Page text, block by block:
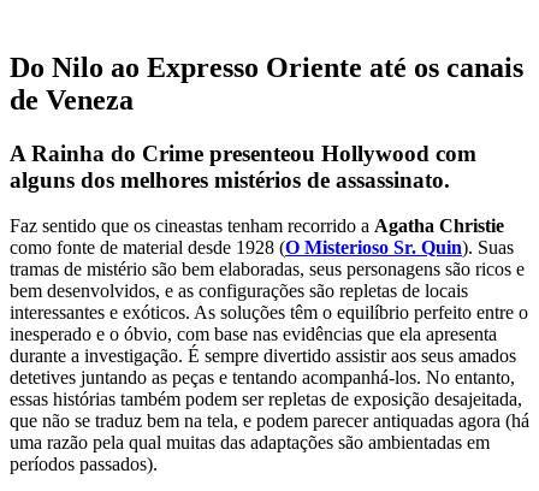
Do Nilo ao Expresso Oriente até os canais
de Veneza
A Rainha do Crime presenteou Hollywood com
alguns dos melhores mistérios de assassinato.
Faz sentido que os cineastas tenham recorrido a Agatha Christie
como fonte de material desde 1928 (O Misterioso Sr. Quin). Suas
tramas de mistério são bem elaboradas, seus personagens são ricos e
bem desenvolvidos, e as configurações são repletas de locais
interessantes e exóticos. As soluções têm o equilíbrio perfeito entre o
inesperado e o óbvio, com base nas evidências que ela apresenta
durante a investigação. É sempre divertido assistir aos seus amados
detetives juntando as peças e tentando acompanhá-los. No entanto,
essas histórias também podem ser repletas de exposição desajeitada,
que não se traduz bem na tela, e podem parecer antiquadas agora (há
uma razão pela qual muitas das adaptações são ambientadas em
períodos passados).